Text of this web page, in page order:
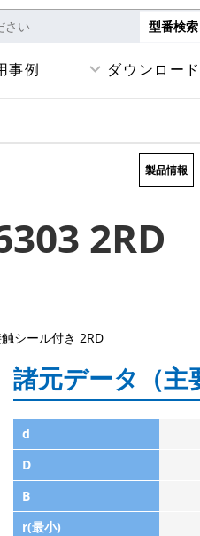
事例 ダウンロード
2RD
製品情報
シール付き 2RD
諸元データ（主
d
D
B
r(最小)